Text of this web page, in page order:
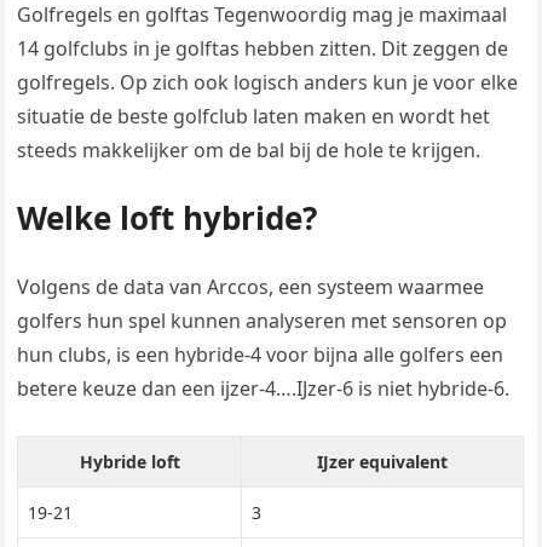
Golfregels en golftas Tegenwoordig mag je maximaal
14 golfclubs in je golftas hebben zitten. Dit zeggen de
golfregels. Op zich ook logisch anders kun je voor elke
situatie de beste golfclub laten maken en wordt het
steeds makkelijker om de bal bij de hole te krijgen.
Welke loft hybride?
Volgens de data van Arccos, een systeem waarmee
golfers hun spel kunnen analyseren met sensoren op
hun clubs, is een hybride-4 voor bijna alle golfers een
betere keuze dan een ijzer-4….IJzer-6 is niet hybride-6.
Hybride loft IJzer equivalent
19-21 3